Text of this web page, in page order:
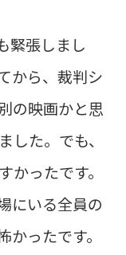
緊張しまし
から、裁判シ
の映画かと思
した。でも、
かったです。
にいる全員の
ったです。